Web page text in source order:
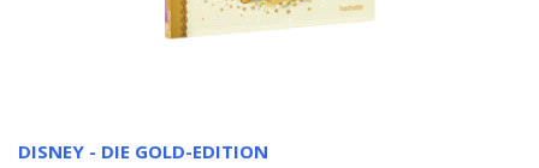
DISNEY - DIE GOLD-EDITION